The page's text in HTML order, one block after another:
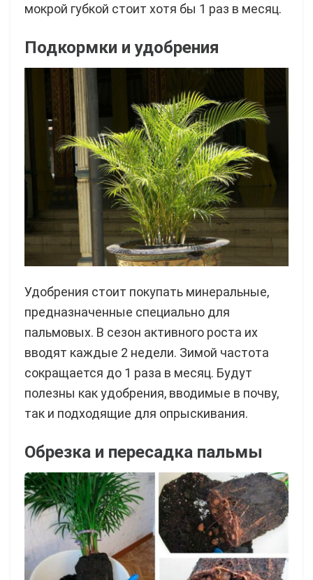
мокрой губкой стоит хотя бы 1 раз в месяц.
Подкормки и удобрения
Удобрения стоит покупать минеральные,
предназначенные специально для
пальмовых. В сезон активного роста их
вводят каждые 2 недели. Зимой частота
сокращается до 1 раза в месяц. Будут
полезны как удобрения, вводимые в почву,
так и подходящие для опрыскивания.
Обрезка и пересадка пальмы